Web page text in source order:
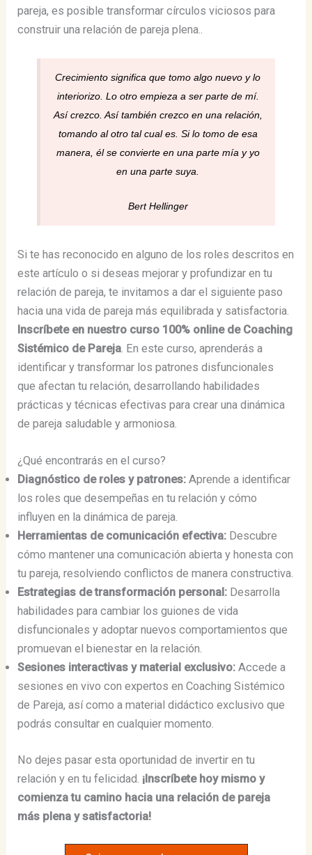
pareja, es posible transformar círculos viciosos para
construir una relación de pareja plena..
Crecimiento significa que tomo algo nuevo y lo
interiorizo. Lo otro empieza a ser parte de mí.
Así crezco. Así también crezco en una relación,
tomando al otro tal cual es. Si lo tomo de esa
manera, él se convierte en una parte mía y yo
en una parte suya.
Bert Hellinger
Si te has reconocido en alguno de los roles descritos en
este artículo o si deseas mejorar y profundizar en tu
relación de pareja, te invitamos a dar el siguiente paso
hacia una vida de pareja más equilibrada y satisfactoria.
Inscríbete en nuestro curso 100% online de Coaching
Sistémico de Pareja . En este curso, aprenderás a
identificar y transformar los patrones disfuncionales
que afectan tu relación, desarrollando habilidades
prácticas y técnicas efectivas para crear una dinámica
de pareja saludable y armoniosa.
¿Qué encontrarás en el curso?
Diagnóstico de roles y patrones: Aprende a identificar
los roles que desempeñas en tu relación y cómo
influyen en la dinámica de pareja.
Herramientas de comunicación efectiva: Descubre
cómo mantener una comunicación abierta y honesta con
tu pareja, resolviendo conflictos de manera constructiva.
Estrategias de transformación personal: Desarrolla
habilidades para cambiar los guiones de vida
disfuncionales y adoptar nuevos comportamientos que
promuevan el bienestar en la relación.
Sesiones interactivas y material exclusivo: Accede a
sesiones en vivo con expertos en Coaching Sistémico
de Pareja, así como a material didáctico exclusivo que
podrás consultar en cualquier momento.
No dejes pasar esta oportunidad de invertir en tu
relación y en tu felicidad. ¡Inscríbete hoy mismo y
comienza tu camino hacia una relación de pareja
más plena y satisfactoria!